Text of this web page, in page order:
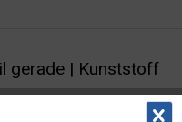
gerade | Kunststoff